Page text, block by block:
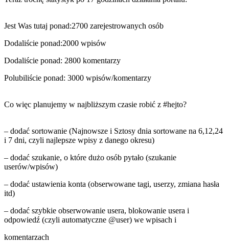
Jest Was tutaj ponad:2700 zarejestrowanych osób
Dodaliście ponad:2000 wpisów
Dodaliście ponad: 2800 komentarzy
Polubiliście ponad: 3000 wpisów/komentarzy
Co więc planujemy w najbliższym czasie robić z #hejto?
– dodać sortowanie (Najnowsze i Sztosy dnia sortowane na 6,12,24
i 7 dni, czyli najlepsze wpisy z danego okresu)
– dodać szukanie, o które dużo osób pytało (szukanie
userów/wpisów)
– dodać ustawienia konta (obserwowane tagi, userzy, zmiana hasła
itd)
– dodać szybkie obserwowanie usera, blokowanie usera i
odpowiedź (czyli automatyczne @user) we wpisach i
komentarzach